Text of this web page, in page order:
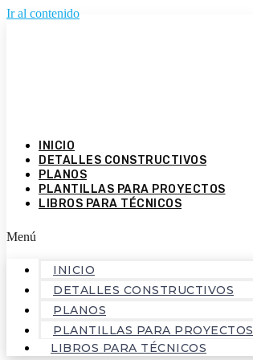
Ir al contenido
INICIO
DETALLES CONSTRUCTIVOS
PLANOS
PLANTILLAS PARA PROYECTOS
LIBROS PARA TÉCNICOS
Menú
INICIO
DETALLES CONSTRUCTIVOS
PLANOS
PLANTILLAS PARA PROYECTOS
LIBROS PARA TÉCNICOS